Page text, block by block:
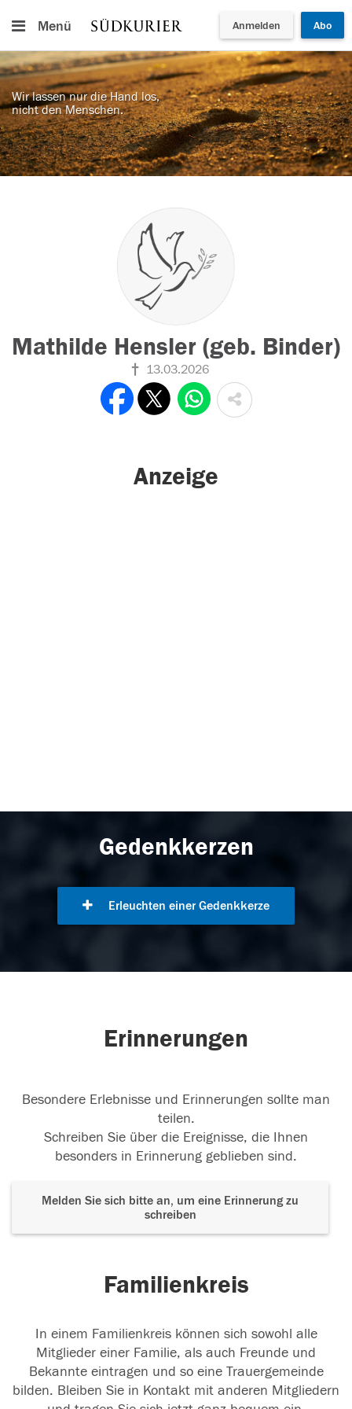
Menü Anmelden Abo
Wir lassen nur die Hand los,
nicht den Menschen.
Mathilde Hensler (geb. Binder)
13.03.2026
Anzeige
Gedenkkerzen
Erleuchten einer Gedenkkerze
Erinnerungen
Besondere Erlebnisse und Erinnerungen sollte man
teilen.
Schreiben Sie über die Ereignisse, die Ihnen
besonders in Erinnerung geblieben sind.
Melden Sie sich bitte an, um eine Erinnerung zu
schreiben
Familienkreis
In einem Familienkreis können sich sowohl alle
Mitglieder einer Familie, als auch Freunde und
Bekannte eintragen und so eine Trauergemeinde
bilden. Bleiben Sie in Kontakt mit anderen Mitgliedern